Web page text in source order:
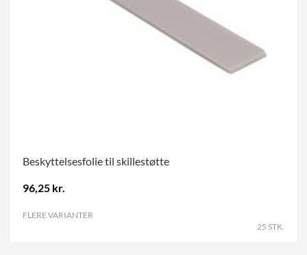
Beskyttelsesfolie til skillestøtte
96,25 kr.
FLERE VARIANTER
25 STK.